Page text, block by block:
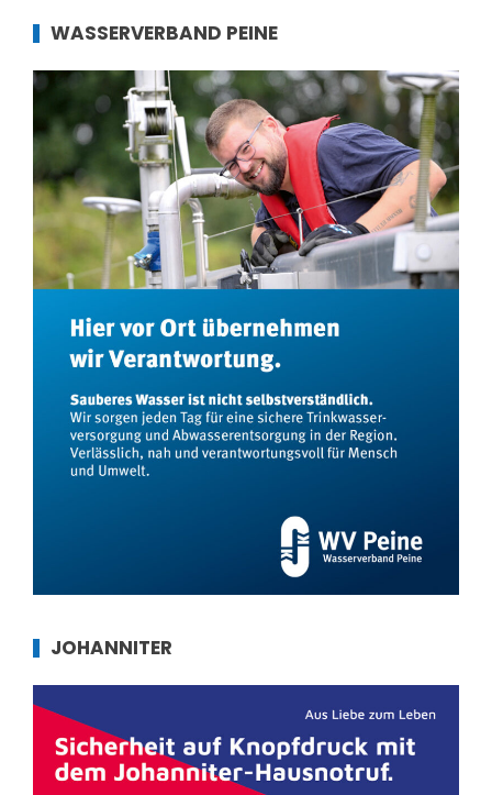
WASSERVERBAND PEINE
JOHANNITER